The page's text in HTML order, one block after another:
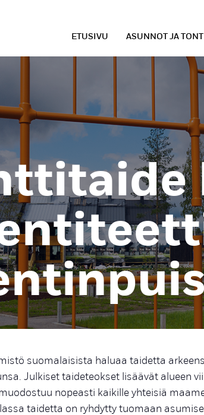
ETUSIVU ASUNNOT JA
suomalaisista haluaa taidetta
Julkiset taideteokset lisäävät alueen
nopeasti kaikille yhteisiä
taidetta on ryhdytty tuomaan